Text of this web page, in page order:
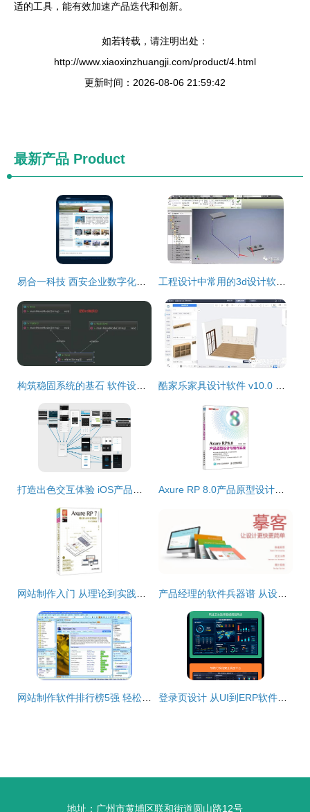
适的工具，能有效加速产品迭代和创新。
如若转载，请注明出处：
http://www.xiaoxinzhuangji.com/product/4.html
更新时间：2026-08-06 21:59:42
最新产品 Product
地址：广州市黄埔区联和街道圆山路12号